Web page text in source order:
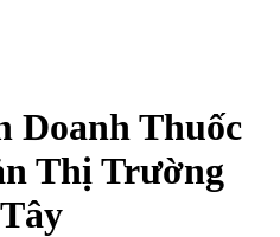
Doanh Thuốc
Thị Trường